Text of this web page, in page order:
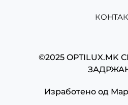
©2025 OPTILUX.MK
Изработено од